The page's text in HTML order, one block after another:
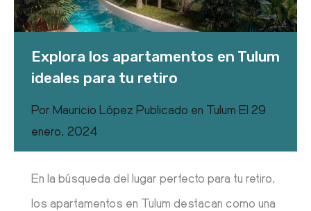
Explora los apartamentos en Tulum
ideales para tu retiro
Por Mauricio López Publicado en Tulum El 29
enero, 2024
En la búsqueda del lugar perfecto para tu retiro,
los apartamentos en Tulum destacan como una